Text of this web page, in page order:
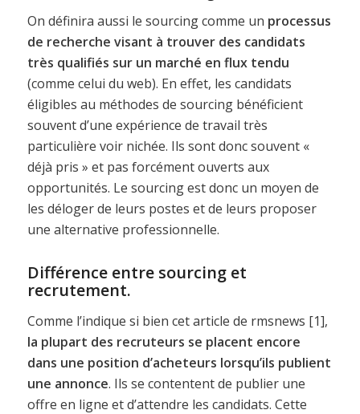
On définira aussi le sourcing comme un processus
de recherche visant à trouver des candidats
très qualifiés sur un marché en flux tendu
(comme celui du web). En effet, les candidats
éligibles au méthodes de sourcing bénéficient
souvent d’une expérience de travail très
particulière voir nichée. Ils sont donc souvent «
déjà pris » et pas forcément ouverts aux
opportunités. Le sourcing est donc un moyen de
les déloger de leurs postes et de leurs proposer
une alternative professionnelle.
Différence entre sourcing et
recrutement.
Comme l’indique si bien cet article de rmsnews [1],
la plupart des recruteurs se placent encore
dans une position d’acheteurs lorsqu’ils publient
une annonce. Ils se contentent de publier une
offre en ligne et d’attendre les candidats. Cette